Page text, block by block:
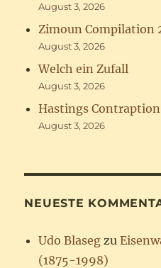
August 3, 2026
Zimoun Compilation
August 3, 2026
Welch ein Zufall
August 3, 2026
Hastings
August 3, 2026
NEUESTE
Udo Blaseg zu
(1875-1998)